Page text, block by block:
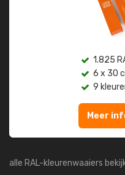
1.825
6 x 30
9
Meer
alle RAL-kleurenwaaiers